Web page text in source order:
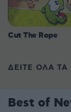
Cut The Rope
ΔΕΙΤΕ ΟΛΑ ΤΑ
Best of